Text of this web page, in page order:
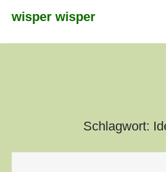
wisper wisper
Schlagwort: